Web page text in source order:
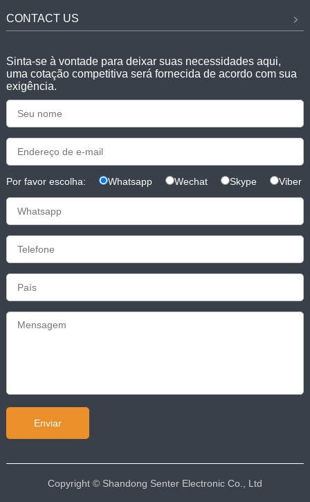
CONTACT US
Sinta-se à vontade para deixar suas necessidades aqui,
uma cotação competitiva será fornecida de acordo com sua
exigência.
Por favor escolha: Whatsapp Wechat Skype Viber
Copyright © Shandong Senter Electronic Co., Ltd